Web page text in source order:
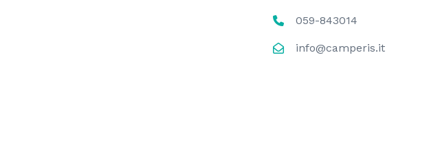
059-843014
info@camperis.it